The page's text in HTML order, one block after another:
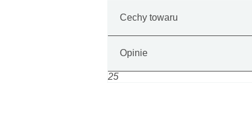
Cechy towaru
Opinie
25